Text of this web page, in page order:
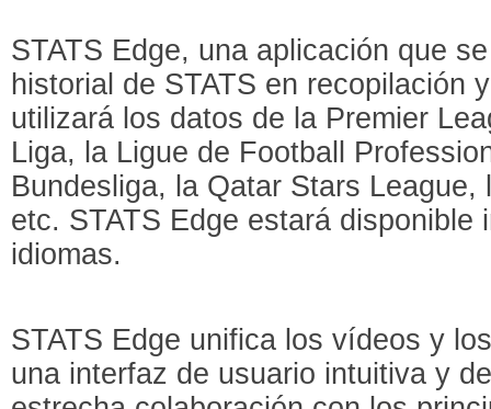
STATS Edge, una aplicación que
historial de STATS en recopilación
utilizará los datos de la Premier
Liga, la Ligue de Football
Bundesliga, la Qatar Stars League,
etc. STATS Edge estará disponible
idiomas.
STATS Edge unifica los vídeos y
una interfaz de usuario intuitiva y